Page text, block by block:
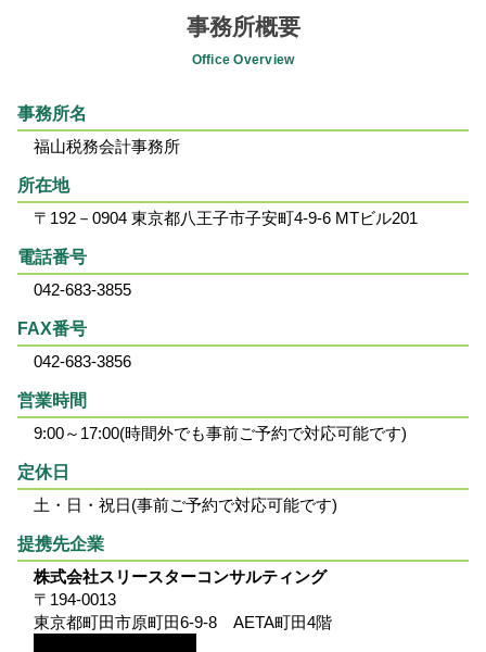
事務所概要
Office Overview
事務所名
福山税務会計事務所
所在地
〒192－0904 東京都八王子市子安町4-9-6 MTビル201
電話番号
042-683-3855
FAX番号
042-683-3856
営業時間
9:00～17:00(時間外でも事前ご予約で対応可能です)
定休日
土・日・祝日(事前ご予約で対応可能です)
提携先企業
株式会社スリースターコンサルティング
〒194-0013
東京都町田市原町田6-9-8 AETA町田4階